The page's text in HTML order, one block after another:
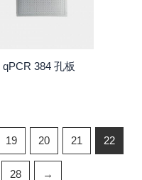
qPCR 384 孔板
19 20 21 22
28 →